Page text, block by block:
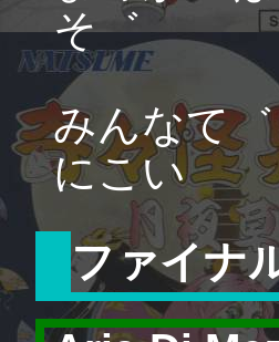
そ゛
みんなて
にこい
ファイナ